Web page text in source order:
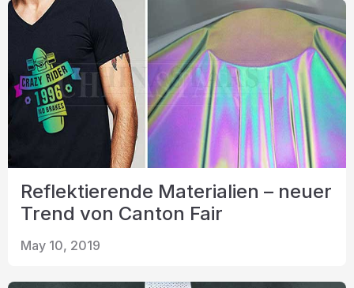
Reflektierende Materialien – neuer
Trend von Canton Fair
May 10, 2019